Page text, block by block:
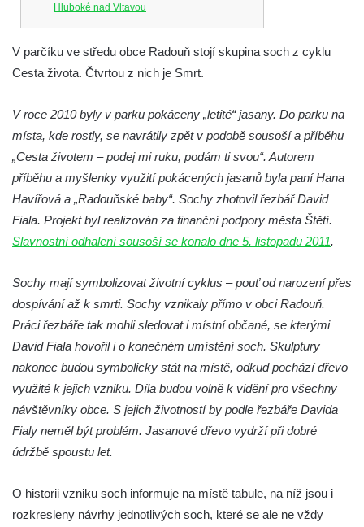
Hluboké nad Vltavou
Socha Chalikotérium v ZOO Hluboká
Socha Smilodon v ZOO Hluboká
Socha Veledaněk v ZOO Hluboká
Socha Koroun bezzubý v ZOO Hluboká
Socha Plejtvák obrovský v ZOO Hluboká
Socha Medvěd jeskynní v ZOO Hluboká
Socha Mamutí lebka v ZOO Hluboká
Socha Mamut srstnatý v ZOO Hluboká
Socha Přátelství v ZOO Hluboká
Socha Matka příroda v ZOO Hluboká
Socha Vlčice s mládětem v ZOO Hluboká
Socha Rys číhající na srnu v ZOO Hluboká
Socha Orlice v ZOO Hluboká
Socha Tygr v ZOO Hluboká
Socha Kozorožec horský v ZOO Hluboká
V parčíku ve středu obce Radouň stojí skupina soch z cyklu
Cesta života. Čtvrtou z nich je Smrt.
V roce 2010 byly v parku pokáceny „letité“ jasany. Do parku na
místa, kde rostly, se navrátily zpět v podobě sousoší a příběhu
„Cesta životem – podej mi ruku, podám ti svou“. Autorem
příběhu a myšlenky využití pokácených jasanů byla paní Hana
Havířová a „Radouňské baby“. Sochy zhotovil řezbář David
Fiala. Projekt byl realizován za finanční podpory města Štětí.
Slavnostní odhalení sousoší se konalo dne 5. listopadu 2011.
Sochy mají symbolizovat životní cyklus – pouť od narození přes
dospívání až k smrti. Sochy vznikaly přímo v obci Radouň.
Práci řezbáře tak mohli sledovat i místní občané, se kterými
David Fiala hovořil i o konečném umístění soch. Skulptury
nakonec budou symbolicky stát na místě, odkud pochází dřevo
využité k jejich vzniku. Díla budou volně k vidění pro všechny
návštěvníky obce. S jejich životností by podle řezbáře Davida
Fialy neměl být problém. Jasanové dřevo vydrží při dobré
údržbě spoustu let.
O historii vzniku soch informuje na místě tabule, na níž jsou i
rozkresleny návrhy jednotlivých soch, které se ale ne vždy